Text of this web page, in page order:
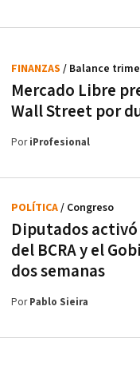
Mercado Libre
Wall Street por
FINANZAS / Balance
PoriProfesional
Diputados
del BCRA y el
dos semanas
POLÍTICA/ Congreso
PorPablo Sieira